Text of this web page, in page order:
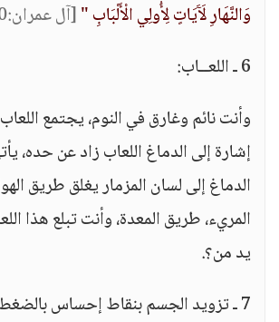
وَالنَّهَارِ لَآَيَاتٍ لِأُولِي الْأَلْبَابِ "[آل عمران:190]
6 ـ اللعــاب:
وأنت نائم وغارق في النوم، يجتمع
إشارة إلى الدماغ اللعاب زاد عن حده،
الدماغ إلى لسان المزمار يغلق طريق
المريء، طريق المعدة، وأنت تبلع هذا
يد من؟.
7 ـ تزويد الجسم بنقاط إحساس بالضغط: